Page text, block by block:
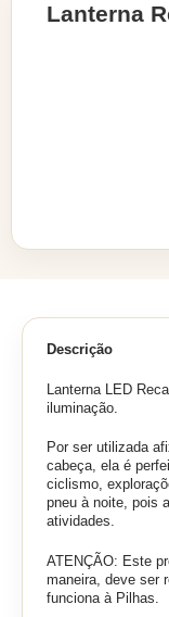
Lanterna
Descrição
Lanterna LED
iluminação.
Por ser utilizada
cabeça, ela é
ciclismo,
pneu à noite, pois
atividades.
ATENÇÃO: Este
maneira, deve ser
funciona à Pilhas.